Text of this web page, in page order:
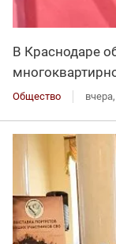
В Краснодаре
Общество